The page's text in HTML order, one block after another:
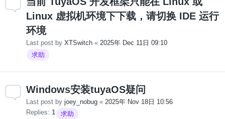
Linux 虚拟机环境下下载，请切换 IDE 运行
环境
Last post by XTSwitch « 2025年 Dec 11日 09:10
求助
Windows安装tuyaOS疑问
Last post by joey_nobug « 2025年 Nov 18日 10:56
Replies: 1 求助